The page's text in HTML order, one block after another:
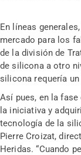
En líneas
mercado para los
de la división de
de silicona a otro
silicona requería
Así pues, en la
la iniciativa y
tecnología de la
Pierre Croizat,
Heridas. “Cuando